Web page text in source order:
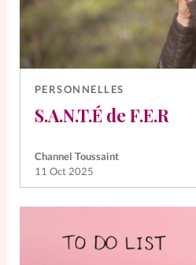
PERSONNELLES
S.A.N.T.É de F.E.R
Channel Toussaint
11 Oct 2025